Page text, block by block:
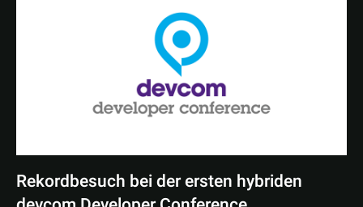
Rekordbesuch bei der ersten hybriden